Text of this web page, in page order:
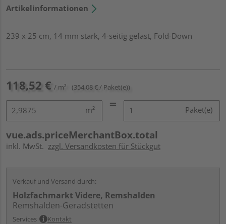
Artikelinformationen
239 x 25 cm, 14 mm stark, 4-seitig gefast, Fold-Down
118,52 € / m² (354,08 € / Paket(e))
m² Paket(e)
vue.ads.priceMerchantBox.total
inkl. MwSt. zzgl. Versandkosten für Stückgut
Verkauf und Versand durch:
Holzfachmarkt Videre, Remshalden
Remshalden-Geradstetten
Services Kontakt